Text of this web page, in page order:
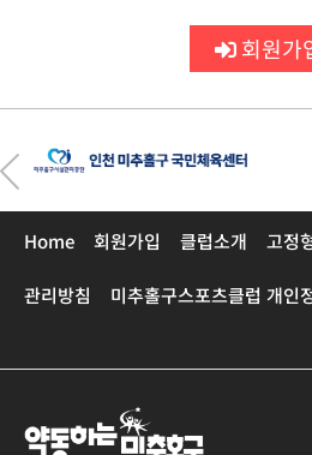
체육시설 이용제공, 사
목적으로 개인정보를 처
3. 민원처리
민원인의 신원 확인,
통보 등의 목적으로 개
❷개인정보의 처리항
보호법」 제32조에 따
아래와 같습니다.
개인정보의 처리 목적
미추홀구스포츠클럽은 다
이용되지 않으며, 이용 목
따라 별도의 동의를 받는
이행할 예정입니다.
1. 회원가입 및 관리
개인정보 처리 시 법정대리
회원가
Home 회원가입 클럽소개 고정
관리방침 미추홀구스포츠클럽 개인